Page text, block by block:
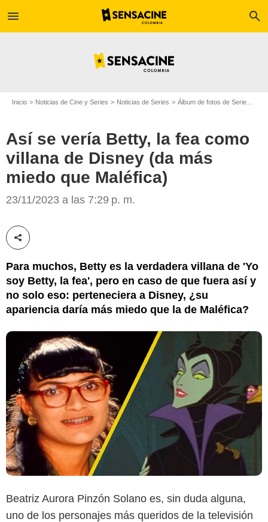
menu search
Inicio Noticias de Cine y Series Noticias de Series Álbum de fotos de Serie
Así se vería Betty, la fea como
villana de Disney (da más
miedo que Maléfica)
23/11/2023 a las 7:29 p. m.
Compartir esta noticia
Para muchos, Betty es la verdadera villana de 'Yo
soy Betty, la fea', pero en caso de que fuera así y
no solo eso: perteneciera a Disney, ¿su
apariencia daría más miedo que la de Maléfica?
Beatriz Aurora Pinzón Solano es, sin duda alguna,
uno de los personajes más queridos de la televisión